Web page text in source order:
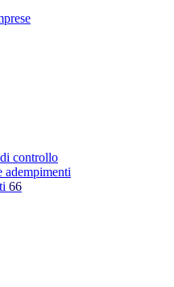
controllo
adempimenti
66